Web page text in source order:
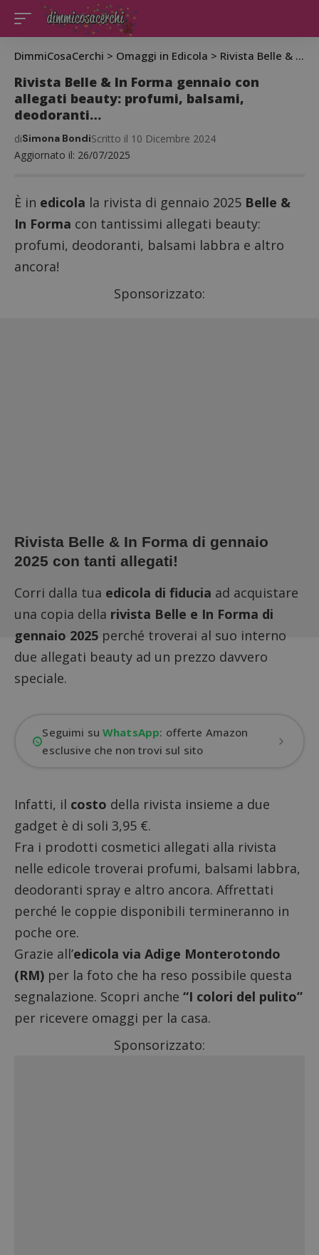
DimmiCosaCerchi > Omaggi in Edicola > Rivista Belle & In Forma gennaio con allegati beauty: profumi, balsami, deodoranti…
Rivista Belle & In Forma gennaio con
allegati beauty: profumi, balsami,
deodoranti…
Aggiornato il: 26/07/2025
diSimona BondiScritto il 10 Dicembre 2024
È in edicola la rivista di gennaio 2025 Belle &
In Forma con tantissimi allegati beauty:
profumi, deodoranti, balsami labbra e altro
ancora!
Sponsorizzato:
Rivista Belle & In Forma di gennaio
2025 con tanti allegati!
Corri dalla tua edicola di fiducia ad acquistare
una copia della rivista Belle e In Forma di
gennaio 2025 perché troverai al suo interno
due allegati beauty ad un prezzo davvero
speciale.
Seguimi suWhatsApp: offerte Amazon
esclusive che non trovi sul sito
Infatti, il costo della rivista insieme a due
gadget è di soli 3,95 €.
Fra i prodotti cosmetici allegati alla rivista
nelle edicole troverai profumi, balsami labbra,
deodoranti spray e altro ancora. Affrettati
perché le coppie disponibili termineranno in
poche ore.
Grazie all’edicola via Adige Monterotondo
(RM) per la foto che ha reso possibile questa
segnalazione. Scopri anche “I colori del pulito”
per ricevere omaggi per la casa.
Sponsorizzato: